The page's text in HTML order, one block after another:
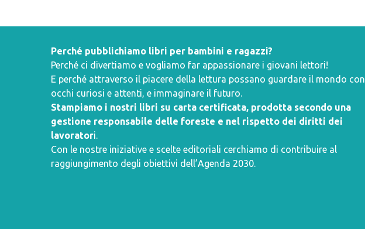
Perché pubblichiamo libri per bambini e ragazzi?
Perché ci divertiamo e vogliamo far appassionare i giovani lettori!
E perché attraverso il piacere della lettura possano guardare il mondo con
occhi curiosi e attenti, e immaginare il futuro.
Stampiamo i nostri libri su carta certificata, prodotta secondo una
gestione responsabile delle foreste e nel rispetto dei diritti dei
lavoratori.
Con le nostre iniziative e scelte editoriali cerchiamo di contribuire al
raggiungimento degli obiettivi dell’Agenda 2030.